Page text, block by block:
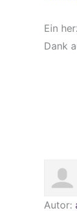
Ein
Dank
Autor: